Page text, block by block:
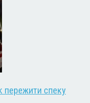
пережити спеку